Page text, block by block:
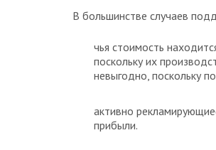
В большинстве случаев
чья стоимость
поскольку их
невыгодно, поскольку
активно
прибыли.